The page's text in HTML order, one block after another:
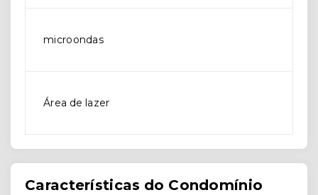
microondas
Área de lazer
Características do Condomínio